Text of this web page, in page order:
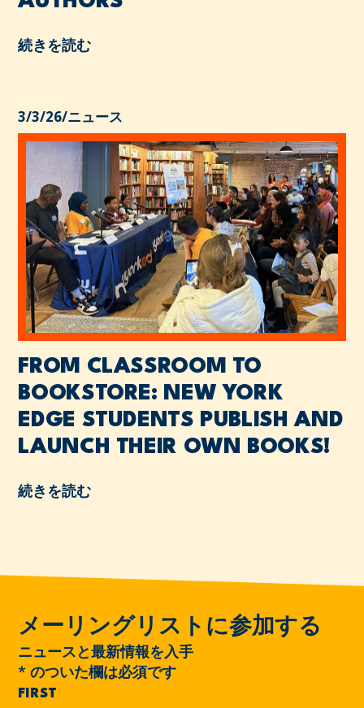
続きを読む
3/3/26/ニュース
FROM CLASSROOM TO
BOOKSTORE: NEW YORK
EDGE STUDENTS PUBLISH AND
LAUNCH THEIR OWN BOOKS!
続きを読む
メーリングリストに参加する
ニュースと最新情報を入手
* のついた欄は必須です
FIRST